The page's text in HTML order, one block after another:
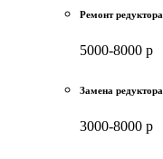
Ремонт редуктора
5000-8000 р
Замена редуктора
3000-8000 р